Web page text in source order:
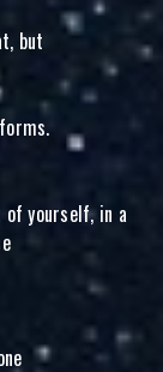
but
of yourself, in a